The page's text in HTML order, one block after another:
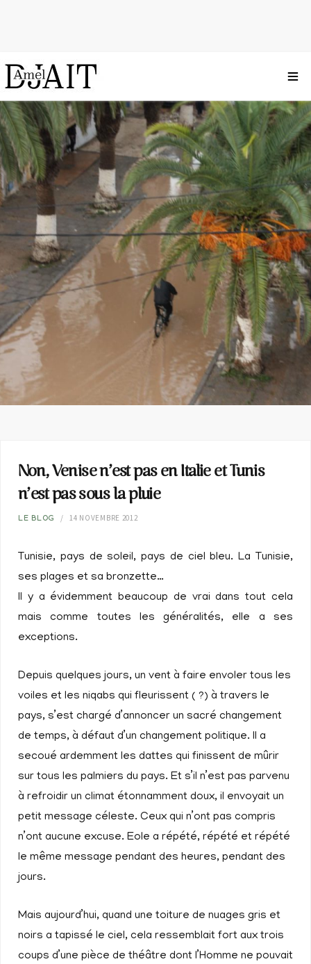
Non, Venise n’est pas en Italie et Tunis
n’est pas sous la pluie
LE BLOG 14 NOVEMBRE 2012
Tunisie, pays de soleil, pays de ciel bleu. La Tunisie,
ses plages et sa bronzette…
Il y a évidemment beaucoup de vrai dans tout cela
mais comme toutes les généralités, elle a ses
exceptions.
Depuis quelques jours, un vent à faire envoler tous les
voiles et les niqabs qui fleurissent ( ?) à travers le
pays, s’est chargé d’annoncer un sacré changement
de temps, à défaut d’un changement politique. Il a
secoué ardemment les dattes qui finissent de mûrir
sur tous les palmiers du pays. Et s’il n’est pas parvenu
à refroidir un climat étonnamment doux, il envoyait un
petit message céleste. Ceux qui n’ont pas compris
n’ont aucune excuse. Eole a répété, répété et répété
le même message pendant des heures, pendant des
jours.
Mais aujourd’hui, quand une toiture de nuages gris et
noirs a tapissé le ciel, cela ressemblait fort aux trois
coups d’une pièce de théâtre dont l’Homme ne pouvait